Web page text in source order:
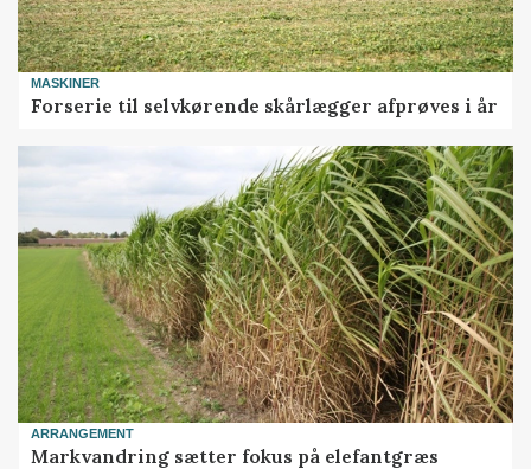
MASKINER
Forserie til selvkørende skårlægger afprøves i år
ARRANGEMENT
Markvandring sætter fokus på elefantgræs